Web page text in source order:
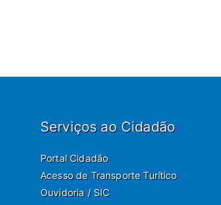
Serviços ao Cidadão
Portal Cidadão
Acesso de Transporte Turítico
Ouvidoria / SIC